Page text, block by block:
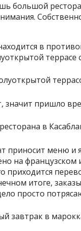
большой
в
террасе
значит пришло
приносит меню и
на французском
приходится
итоге,
просто